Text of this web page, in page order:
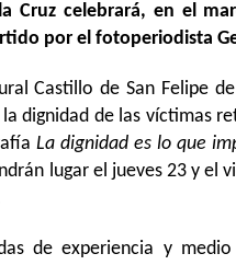
Cruz celebrará, en el
por el fotoperiodista
Castillo de San Felipe
dignidad de las víctimas
La dignidad es lo que
lugar el jueves 23 y el
de experiencia y